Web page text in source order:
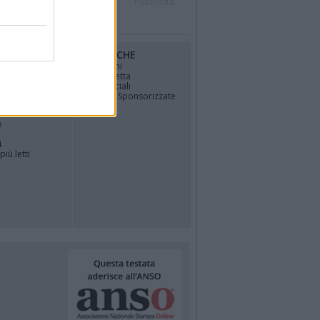
letti
RUBRICHE
Opinioni
La vignetta
Gli Speciali
Notizie Sponsorizzate